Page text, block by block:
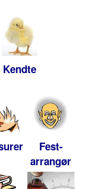
Kendte
Fest-
arrangør